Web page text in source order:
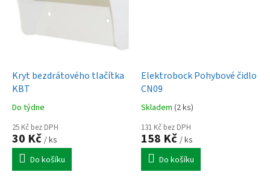
Kryt bezdrátového tlačítka
KBT
Do týdne
25 Kč bez DPH
30 Kč / ks
Do košíku
Elektrobock Pohybové čidlo
CN09
Skladem (2 ks)
131 Kč bez DPH
158 Kč / ks
Do košíku